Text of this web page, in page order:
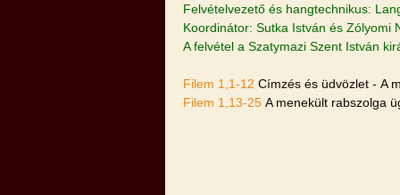
Felvételvezető és hangtechnikus:
Koordinátor: Sutka István és Zólyomi
A felvétel a Szatymazi Szent István
Filem 1,1-12 Címzés és üdvözlet - A
Filem 1,13-25 A menekült rabszolga